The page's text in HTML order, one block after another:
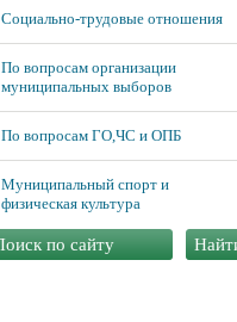
Социально-трудовые отношения
По вопросам организации
муниципальных выборов
По вопросам ГО,ЧС и ОПБ
Муниципальный спорт и
физическая культура